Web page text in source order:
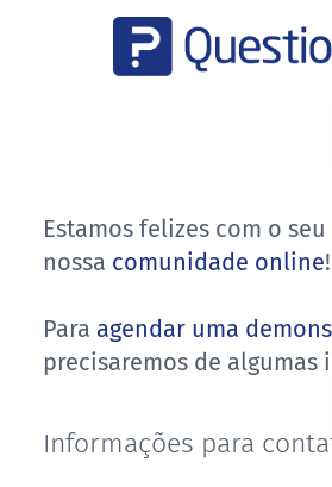
Estamos felizes com o
nossa comunidade online!
Para agendar uma
precisaremos de algumas
Informações para